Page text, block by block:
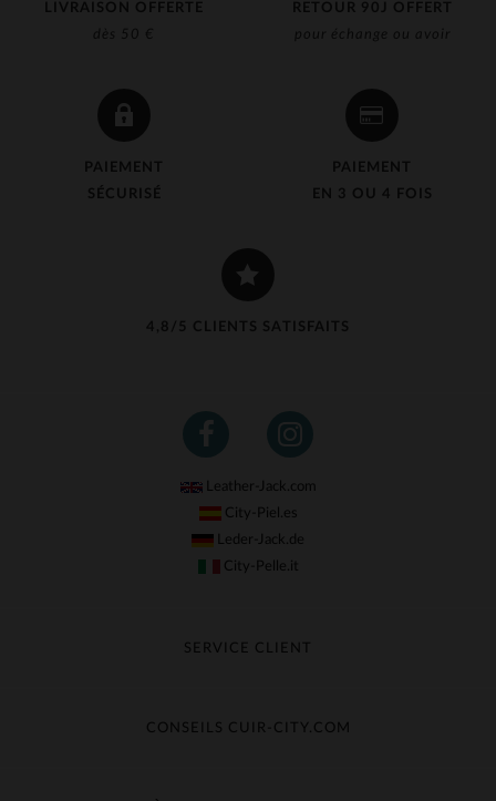
LIVRAISON OFFERTE
dès 50 €
RETOUR 90J OFFERT
pour échange ou avoir
PAIEMENT
SÉCURISÉ
PAIEMENT
EN 3 OU 4 FOIS
4,8/5 CLIENTS SATISFAITS
Leather-Jack.com
City-Piel.es
Leder-Jack.de
City-Pelle.it
SERVICE CLIENT
Échange & Remboursement
CONSEILS CUIR-CITY.COM